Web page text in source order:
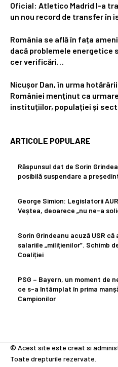
Oficial: Atletico Madrid l-a
un nou record de transfer în
România se află în fața
dacă problemele energetice
cer verificări…
Nicușor Dan, în urma
României menținut ca
instituțiilor, populației și
ARTICOLE POPULARE
Răspunsul dat de Sorin
posibilă suspendare a
George Simion: Legislatorii
Veștea, deoarece „nu ne-a
Sorin Grindeanu acuză USR
salariile „milițienilor”. Schimb
Coaliției
PSG – Bayern, un moment de
ce s-a întâmplat în prima
Campionilor
© Acest site este creat si
Toate drepturile rezervate.